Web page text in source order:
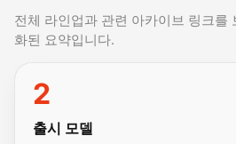
전체 라인업과 관련 아카이브 링크를
화된 요약입니다.
2
출시 모델